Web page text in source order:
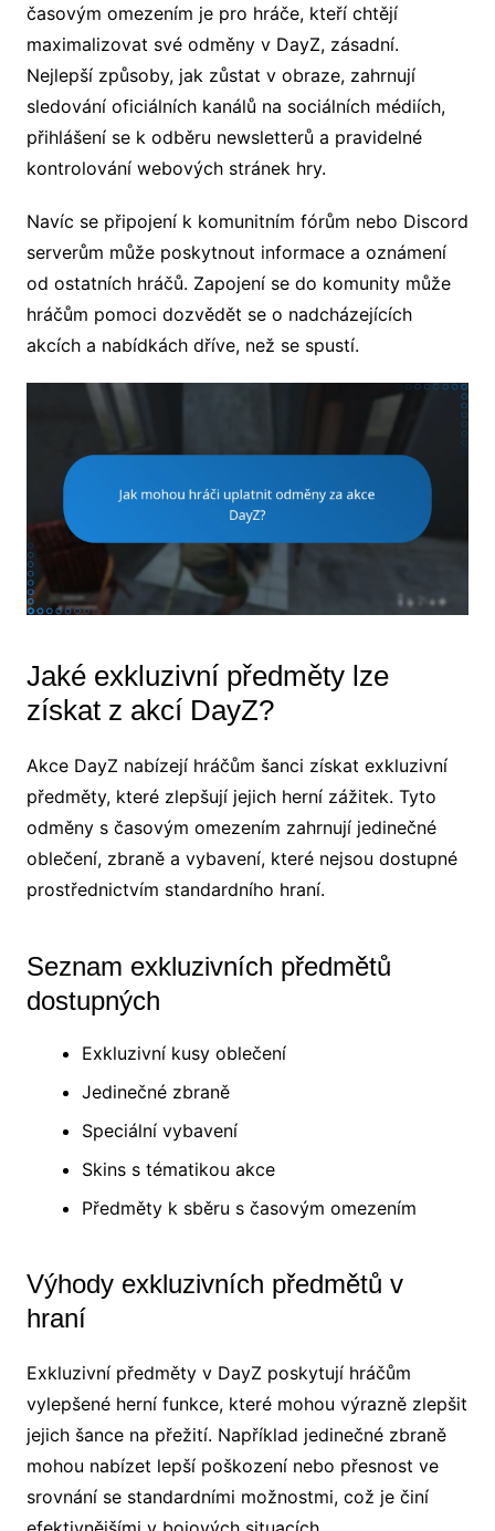
časovým omezením je pro hráče, kteří chtějí
maximalizovat své odměny v DayZ, zásadní.
Nejlepší způsoby, jak zůstat v obraze, zahrnují
sledování oficiálních kanálů na sociálních médiích,
přihlášení se k odběru newsletterů a pravidelné
kontrolování webových stránek hry.
Navíc se připojení k komunitním fórům nebo Discord
serverům může poskytnout informace a oznámení
od ostatních hráčů. Zapojení se do komunity může
hráčům pomoci dozvědět se o nadcházejících
akcích a nabídkách dříve, než se spustí.
Jaké exkluzivní předměty lze
získat z akcí DayZ?
Akce DayZ nabízejí hráčům šanci získat exkluzivní
předměty, které zlepšují jejich herní zážitek. Tyto
odměny s časovým omezením zahrnují jedinečné
oblečení, zbraně a vybavení, které nejsou dostupné
prostřednictvím standardního hraní.
Seznam exkluzivních předmětů
dostupných
Exkluzivní kusy oblečení
Jedinečné zbraně
Speciální vybavení
Skins s tématikou akce
Předměty k sběru s časovým omezením
Výhody exkluzivních předmětů v
hraní
Exkluzivní předměty v DayZ poskytují hráčům
vylepšené herní funkce, které mohou výrazně zlepšit
jejich šance na přežití. Například jedinečné zbraně
mohou nabízet lepší poškození nebo přesnost ve
srovnání se standardními možnostmi, což je činí